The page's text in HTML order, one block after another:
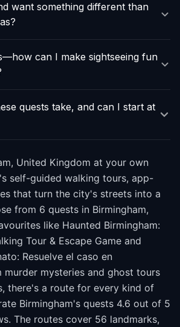
want something different than
can I make sightseeing fun
quests take, and can I start at
United Kingdom at your own
self-guided walking tours, app-
that turn the city's streets into a
from 6 quests in Birmingham,
like Haunted Birmingham:
Tour & Escape Game and
Resuelve el caso en
murder mysteries and ghost tours
there's a route for every kind of
Birmingham's quests 4.6 out of 5
The routes cover 56 landmarks,